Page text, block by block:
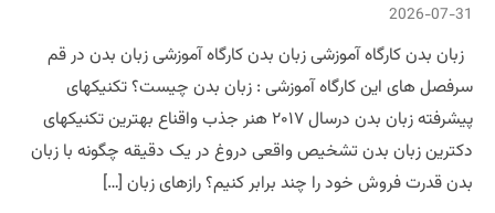
2026-07-31
زبان بدن کارگاه آموزشی زبان بدن کارگاه آموزشی زبان بدن در قم
سرفصل های این کارگاه آموزشی : زبان بدن چیست؟ تکنیکهای
پیشرفته زبان بدن درسال ۲۰۱۷ هنر جذب واقناع بهترین تکنیکهای
دکترین زبان بدن تشخیص واقعی دروغ در یک دقیقه چگونه با زبان
بدن قدرت فروش خود را چند برابر کنیم؟ رازهای زبان […]